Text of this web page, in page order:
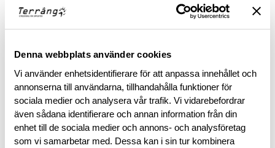
Denna webbplats använder cookies
Vi använder enhetsidentifierare för att anpassa innehållet och
annonserna till användarna, tillhandahålla funktioner för
sociala medier och analysera vår trafik. Vi vidarebefordrar
även sådana identifierare och annan information från din
enhet till de sociala medier och annons- och analysföretag
som vi samarbetar med. Dessa kan i sin tur kombinera
OM VARUMÄRKET
RELATERADE PRODUKTER